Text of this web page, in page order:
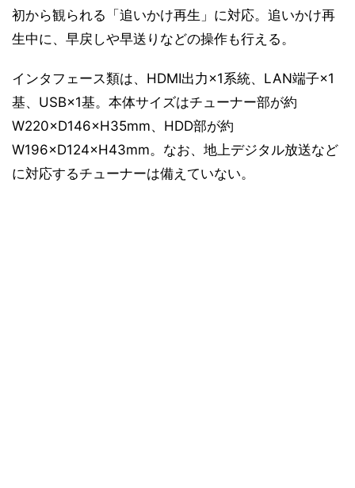
初から観られる「追いかけ再生」に対応。追いかけ再
生中に、早戻しや早送りなどの操作も行える。
インタフェース類は、HDMI出力×1系統、LAN端子×1
基、USB×1基。本体サイズはチューナー部が約
W220×D146×H35mm、HDD部が約
W196×D124×H43mm。なお、地上デジタル放送など
に対応するチューナーは備えていない。